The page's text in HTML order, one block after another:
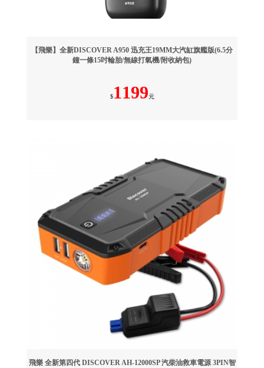
【飛樂】全新DISCOVER A950 迅充王19MM大汽缸旗艦版(6.5分
鐘一條15吋輪胎/無線打氣機/附收納包)
$1199元
飛樂 全新第四代 DISCOVER AH-12000SP 汽柴油救車電源 3PIN智